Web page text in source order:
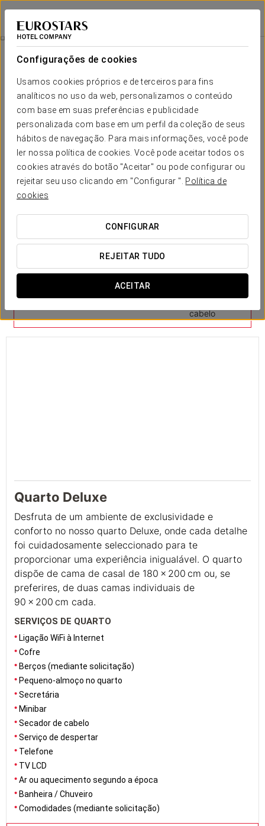
Configurações de cookies
Usamos cookies próprios e de terceiros para fins
analíticos no uso da web, personalizamos o conteúdo
com base em suas preferências e publicidade
personalizada com base em um perfil da coleção de seus
hábitos de navegação. Para mais informações, você pode
ler nossa política de cookies. Você pode aceitar todos os
cookies através do botão "Aceitar" ou pode configurar ou
rejeitar seu uso clicando em "Configurar ". Política de
cookies
CONFIGURAR
REJEITAR TUDO
ACEITAR
Ikonik Parlament
BUDAPESTE
Quartos
Quartos
O conforto e descanso que
necessita
Os 65 quartos
do Ikonik Parlament são espaços exclusivos
cheios de cor, onde poderá descansar comodamente
durante a sua visita à cidade. Em todos eles encontrará
serviços de primeira qualidade que lhe garantirão o melhor
descanso.
Quartos
cabelo
Quarto Deluxe
Desfruta de um ambiente de exclusividade e
conforto no nosso quarto Deluxe, onde cada detalhe
foi cuidadosamente seleccionado para te
proporcionar uma experiência inigualável. O quarto
dispõe de cama de casal de 180 x 200 cm ou, se
preferires, de duas camas individuais de
90 x 200 cm cada.
SERVIÇOS DE QUARTO
Ligação WiFi à Internet
Cofre
Berços (mediante solicitação)
Pequeno-almoço no quarto
Secretária
Minibar
Secador de cabelo
Serviço de despertar
Telefone
TV LCD
Ar ou aquecimento segundo a época
Banheira / Chuveiro
Comodidades (mediante solicitação)